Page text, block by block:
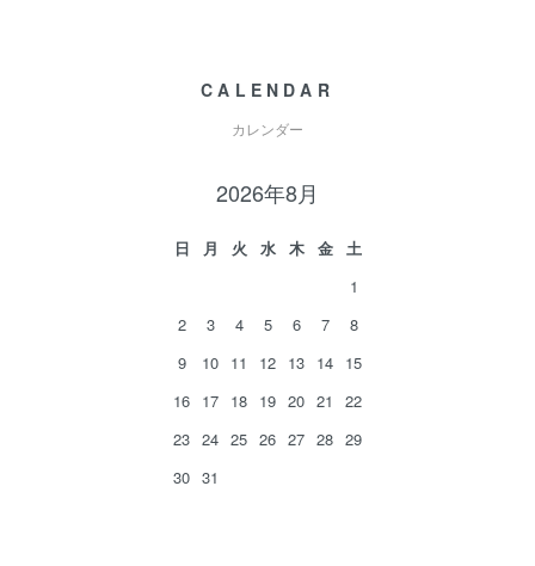
CALENDAR
カレンダー
2026年8月
日 月 火 水 木 金
土
1
2
3 4 5 6 7
8
9
10 11 12 13 14 15
16 17 18 19 20 21
22
23 24 25 26 27 28 29
30 31